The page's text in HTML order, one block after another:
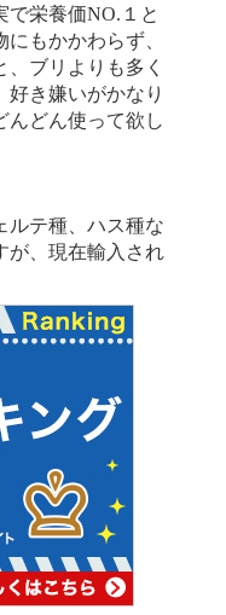
で栄養価NO.１と
もかかわらず、
ブリよりも多く
き嫌いがかなり
んどん使って欲し
ルテ種、ハス種な
が、現在輸入され